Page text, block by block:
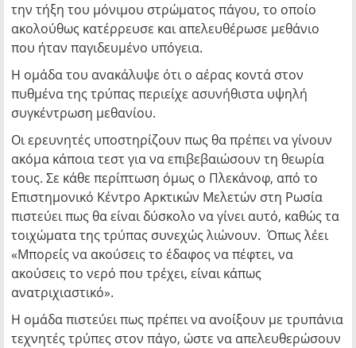
την τήξη του μόνιμου στρώματος πάγου, το οποίο
ακολούθως κατέρρευσε και απελευθέρωσε μεθάνιο
που ήταν παγιδευμένο υπόγεια.
Η ομάδα του ανακάλυψε ότι ο αέρας κοντά στον
πυθμένα της τρύπας περιείχε ασυνήθιστα υψηλή
συγκέντρωση μεθανίου.
Οι ερευνητές υποστηρίζουν πως θα πρέπει να γίνουν
ακόμα κάποια τεστ για να επιβεβαιώσουν τη θεωρία
τους. Σε κάθε περίπτωση όμως ο Πλεκάνοφ, από το
Επιστημονικό Κέντρο Αρκτικών Μελετών στη Ρωσία
πιστεύει πως θα είναι δύσκολο να γίνει αυτό, καθώς τα
τοιχώματα της τρύπας συνεχώς λιώνουν. Όπως λέει
«Μπορείς να ακούσεις το έδαφος να πέφτει, να
ακούσεις το νερό που τρέχει, είναι κάπως
ανατριχιαστικό».
Η ομάδα πιστεύει πως πρέπει να ανοίξουν με τρυπάνια
τεχνητές τρύπες στον πάγο, ώστε να απελευθερώσουν